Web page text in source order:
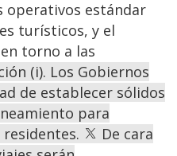
operativos estándar
turísticos, y el
torno a las
(i). Los Gobiernos
de establecer sólidos
para
De cara